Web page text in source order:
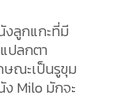
งลูกแกะที่มี
ปลกตา
ษณะเป็นรูขุม
ง Milo มักจะ